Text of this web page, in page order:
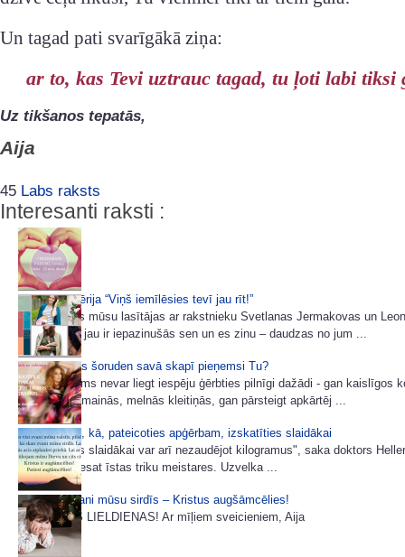
Un tagad pati svarīgākā ziņa:
ar to, kas Tevi uztrauc tagad, tu ļoti labi tiksi
Uz tikšanos tepatās,
Aija
45 Labs raksts
Interesanti raksti :
7 padomu sērija “Viņš iemīlēsies tevī jau rīt!”
Ļoti daudzas mūsu lasītājas ar rakstnieku Svetlanas Jermakovas un
e-grāmatām jau ir iepazinušās sen un es zinu – daudzas no jum ...
Kuras krāsas šoruden savā skapī pieņemsi Tu?
Neviens mums nevar liegt iespēju ģērbties pilnīgi dažādi - gan kaislīgos
gan noslēpumainās, melnās kleitiņās, gan pārsteigt apkārtēj ...
8 paņēmieni, kā, pateicoties apģērbam, izskatīties slaidākai
"Izskatīties slaidākai var arī nezaudējot kilogramus", saka doktors
sievietes, - esat īstas triku meistares. Uzvelka ...
Lai skan zvani mūsu sirdīs – Kristus augšāmcēlies!
PRIECĪGAS LIELDIENAS! Ar mīļiem sveicieniem, Aija